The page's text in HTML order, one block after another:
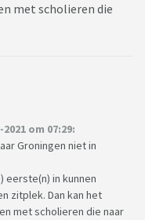
met scholieren die
om 07:29:
Groningen niet in
eerste(n) in kunnen
zitplek. Dan kan het
met scholieren die naar